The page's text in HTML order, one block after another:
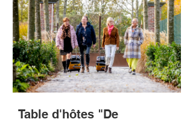
Table d'hôtes "De